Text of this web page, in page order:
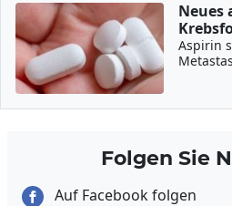
Neues
Aspirin
Folgen Sie
Auf Facebook folgen